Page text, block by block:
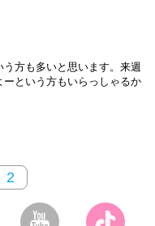
方も多いと思います。来週
という方もいらっしゃるか
2